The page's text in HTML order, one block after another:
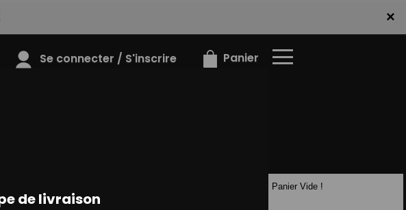
×
Se connecter / S'inscrire Panier
×
Panier Vide !